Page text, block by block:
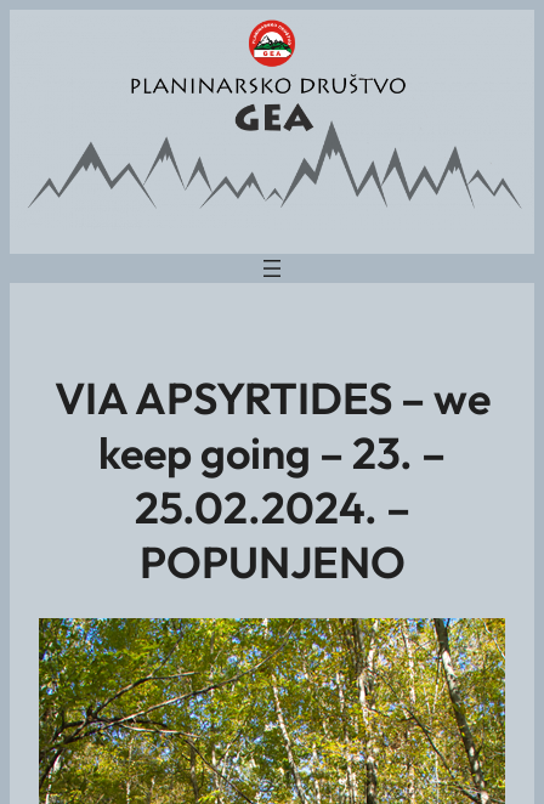
VIA APSYRTIDES – we
keep going – 23. –
25.02.2024. –
POPUNJENO